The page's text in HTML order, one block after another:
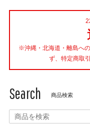
※沖縄・北海道・離島へ
ず、特定商取
Search 商品検索